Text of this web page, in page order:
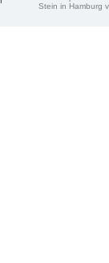
Stein in Hamburg